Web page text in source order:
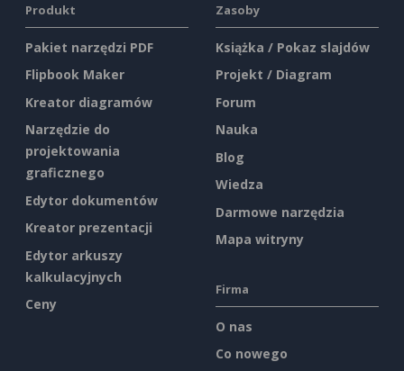
Produkt
Pakiet narzędzi PDF
Flipbook Maker
Kreator diagramów
Narzędzie do
projektowania
graficznego
Edytor dokumentów
Kreator prezentacji
Edytor arkuszy
kalkulacyjnych
Ceny
Zasoby
Książka / Pokaz slajdów
Projekt / Diagram
Forum
Nauka
Blog
Wiedza
Darmowe narzędzia
Mapa witryny
Firma
O nas
Co nowego